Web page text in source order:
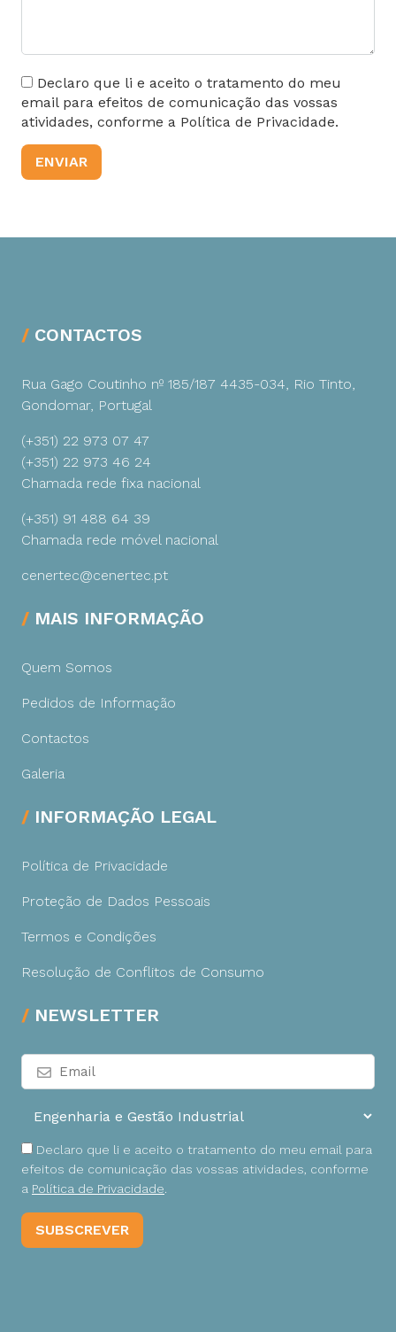
Declaro que li e aceito o tratamento do meu
email para efeitos de comunicação das vossas
atividades, conforme a Política de Privacidade.
CONTACTOS
Rua Gago Coutinho nº 185/187 4435-034, Rio Tinto,
Gondomar, Portugal
(+351) 22 973 07 47
(+351) 22 973 46 24
Chamada rede fixa nacional
(+351) 91 488 64 39
Chamada rede móvel nacional
cenertec@cenertec.pt
MAIS INFORMAÇÃO
Quem Somos
Pedidos de Informação
Contactos
Galeria
INFORMAÇÃO LEGAL
Política de Privacidade
Proteção de Dados Pessoais
Termos e Condições
Resolução de Conflitos de Consumo
NEWSLETTER
Declaro que li e aceito o tratamento do meu email para
efeitos de comunicação das vossas atividades, conforme
a Política de Privacidade